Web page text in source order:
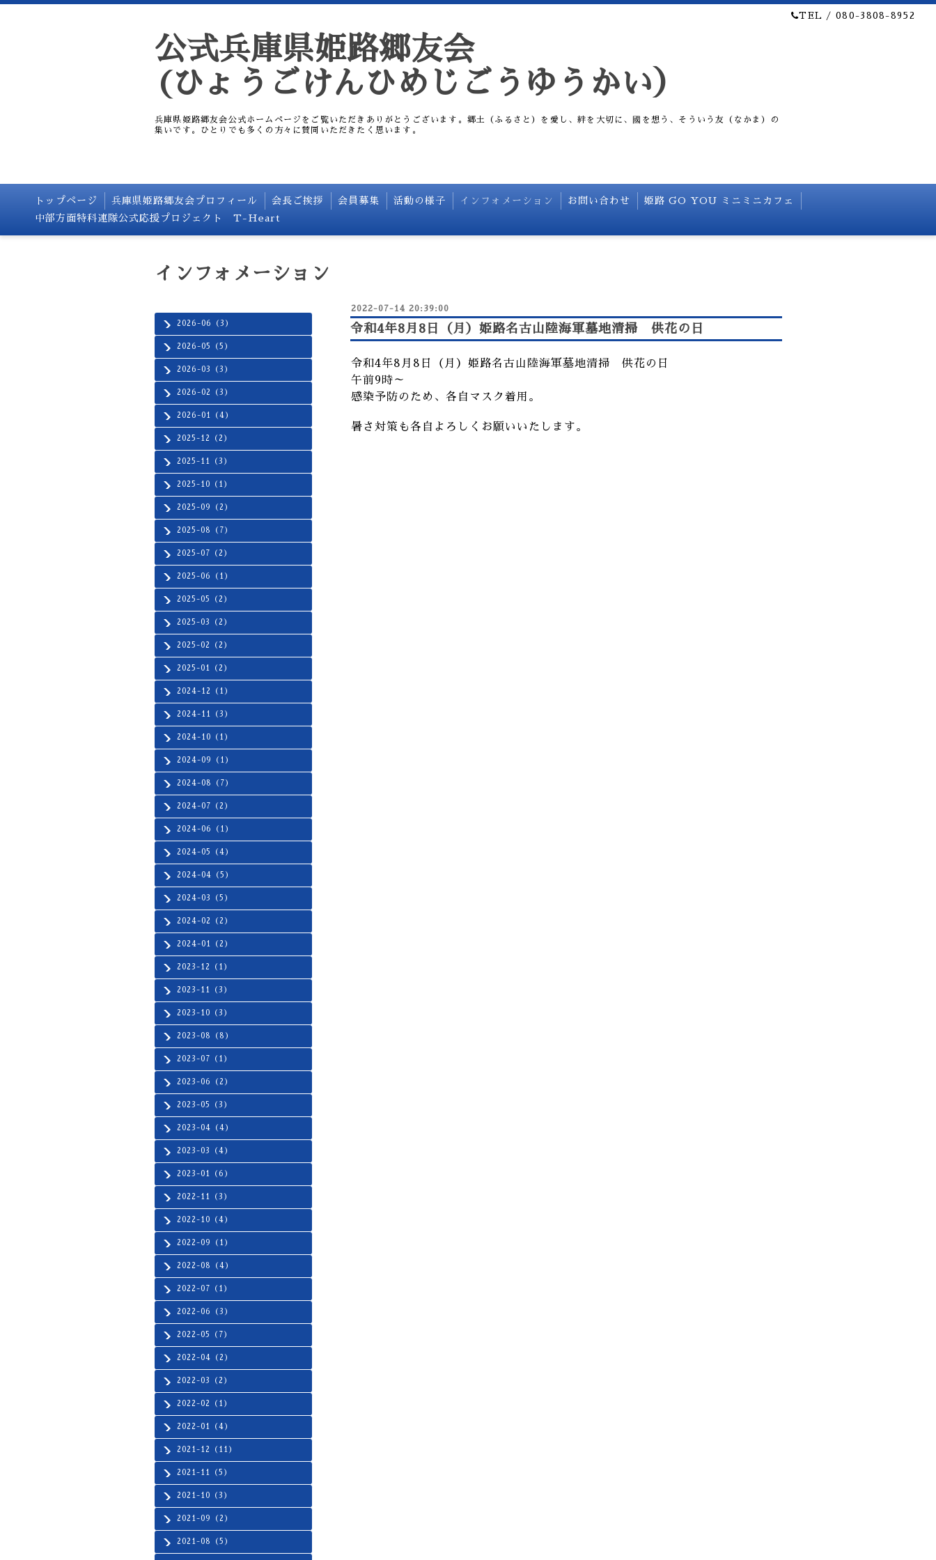
TEL / 080-3808-8952
公式兵庫県姫路郷友会
(ひょうごけんひめじごうゆうかい）
兵庫県姫路郷友会公式ホームページをご覧いただきありがとうございます。郷土（ふるさと）を愛し、絆を大切に、國を想う、そういう友（なかま）の
集いです。ひとりでも多くの方々に賛同いただきたく思います。
トップページ 兵庫県姫路郷友会プロフィール 会長ご挨拶 会員募集 活動の様子 インフォメーション お問い合わせ
姫路 GO YOU ミニミニカフェ
中部方面特科連隊公式応援プロジェクト T-Heart
2026-06（3）
2026-05（5）
2026-03（3）
2026-02（3）
2026-01（4）
2025-12（2）
2025-11（3）
2025-10（1）
2025-09（2）
2025-08（7）
2025-07（2）
2025-06（1）
2025-05（2）
2025-03（2）
2025-02（2）
2025-01（2）
2024-12（1）
2024-11（3）
2024-10（1）
2024-09（1）
2024-08（7）
2024-07（2）
2024-06（1）
2024-05（4）
2024-04（5）
2024-03（5）
2024-02（2）
2024-01（2）
2023-12（1）
2023-11（3）
2023-10（3）
2023-08（8）
2023-07（1）
2023-06（2）
2023-05（3）
2023-04（4）
2023-03（4）
2023-01（6）
2022-11（3）
2022-10（4）
2022-09（1）
2022-08（4）
2022-07（1）
2022-06（3）
2022-05（7）
2022-04（2）
2022-03（2）
2022-02（1）
2022-01（4）
2021-12（11）
2021-11（5）
2021-10（3）
2021-09（2）
2021-08（5）
インフォメーション
2022-07-14 20:39:00
令和4年8月8日（月）姫路名古山陸海軍墓地清掃 供花の日
令和4年8月8日（月）姫路名古山陸海軍墓地清掃 供花の日
午前9時～
感染予防のため、各自マスク着用。
暑さ対策も各自よろしくお願いいたします。